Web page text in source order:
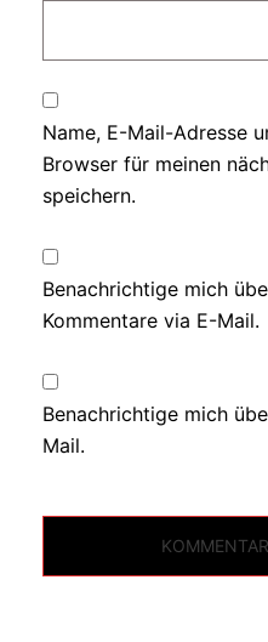
Name, E-Mail-Adresse
Browser für meinen
speichern.
Benachrichtige mich
Kommentare via E-Mail.
Benachrichtige mich
Mail.